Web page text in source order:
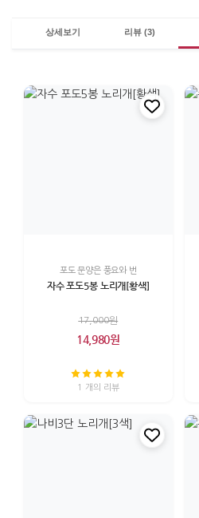
상세보기 리뷰 (3)
포도 문양은 풍요와 번
자수 포도5봉 노리개[황색]
17,000원
14,980원
1 개의 리뷰